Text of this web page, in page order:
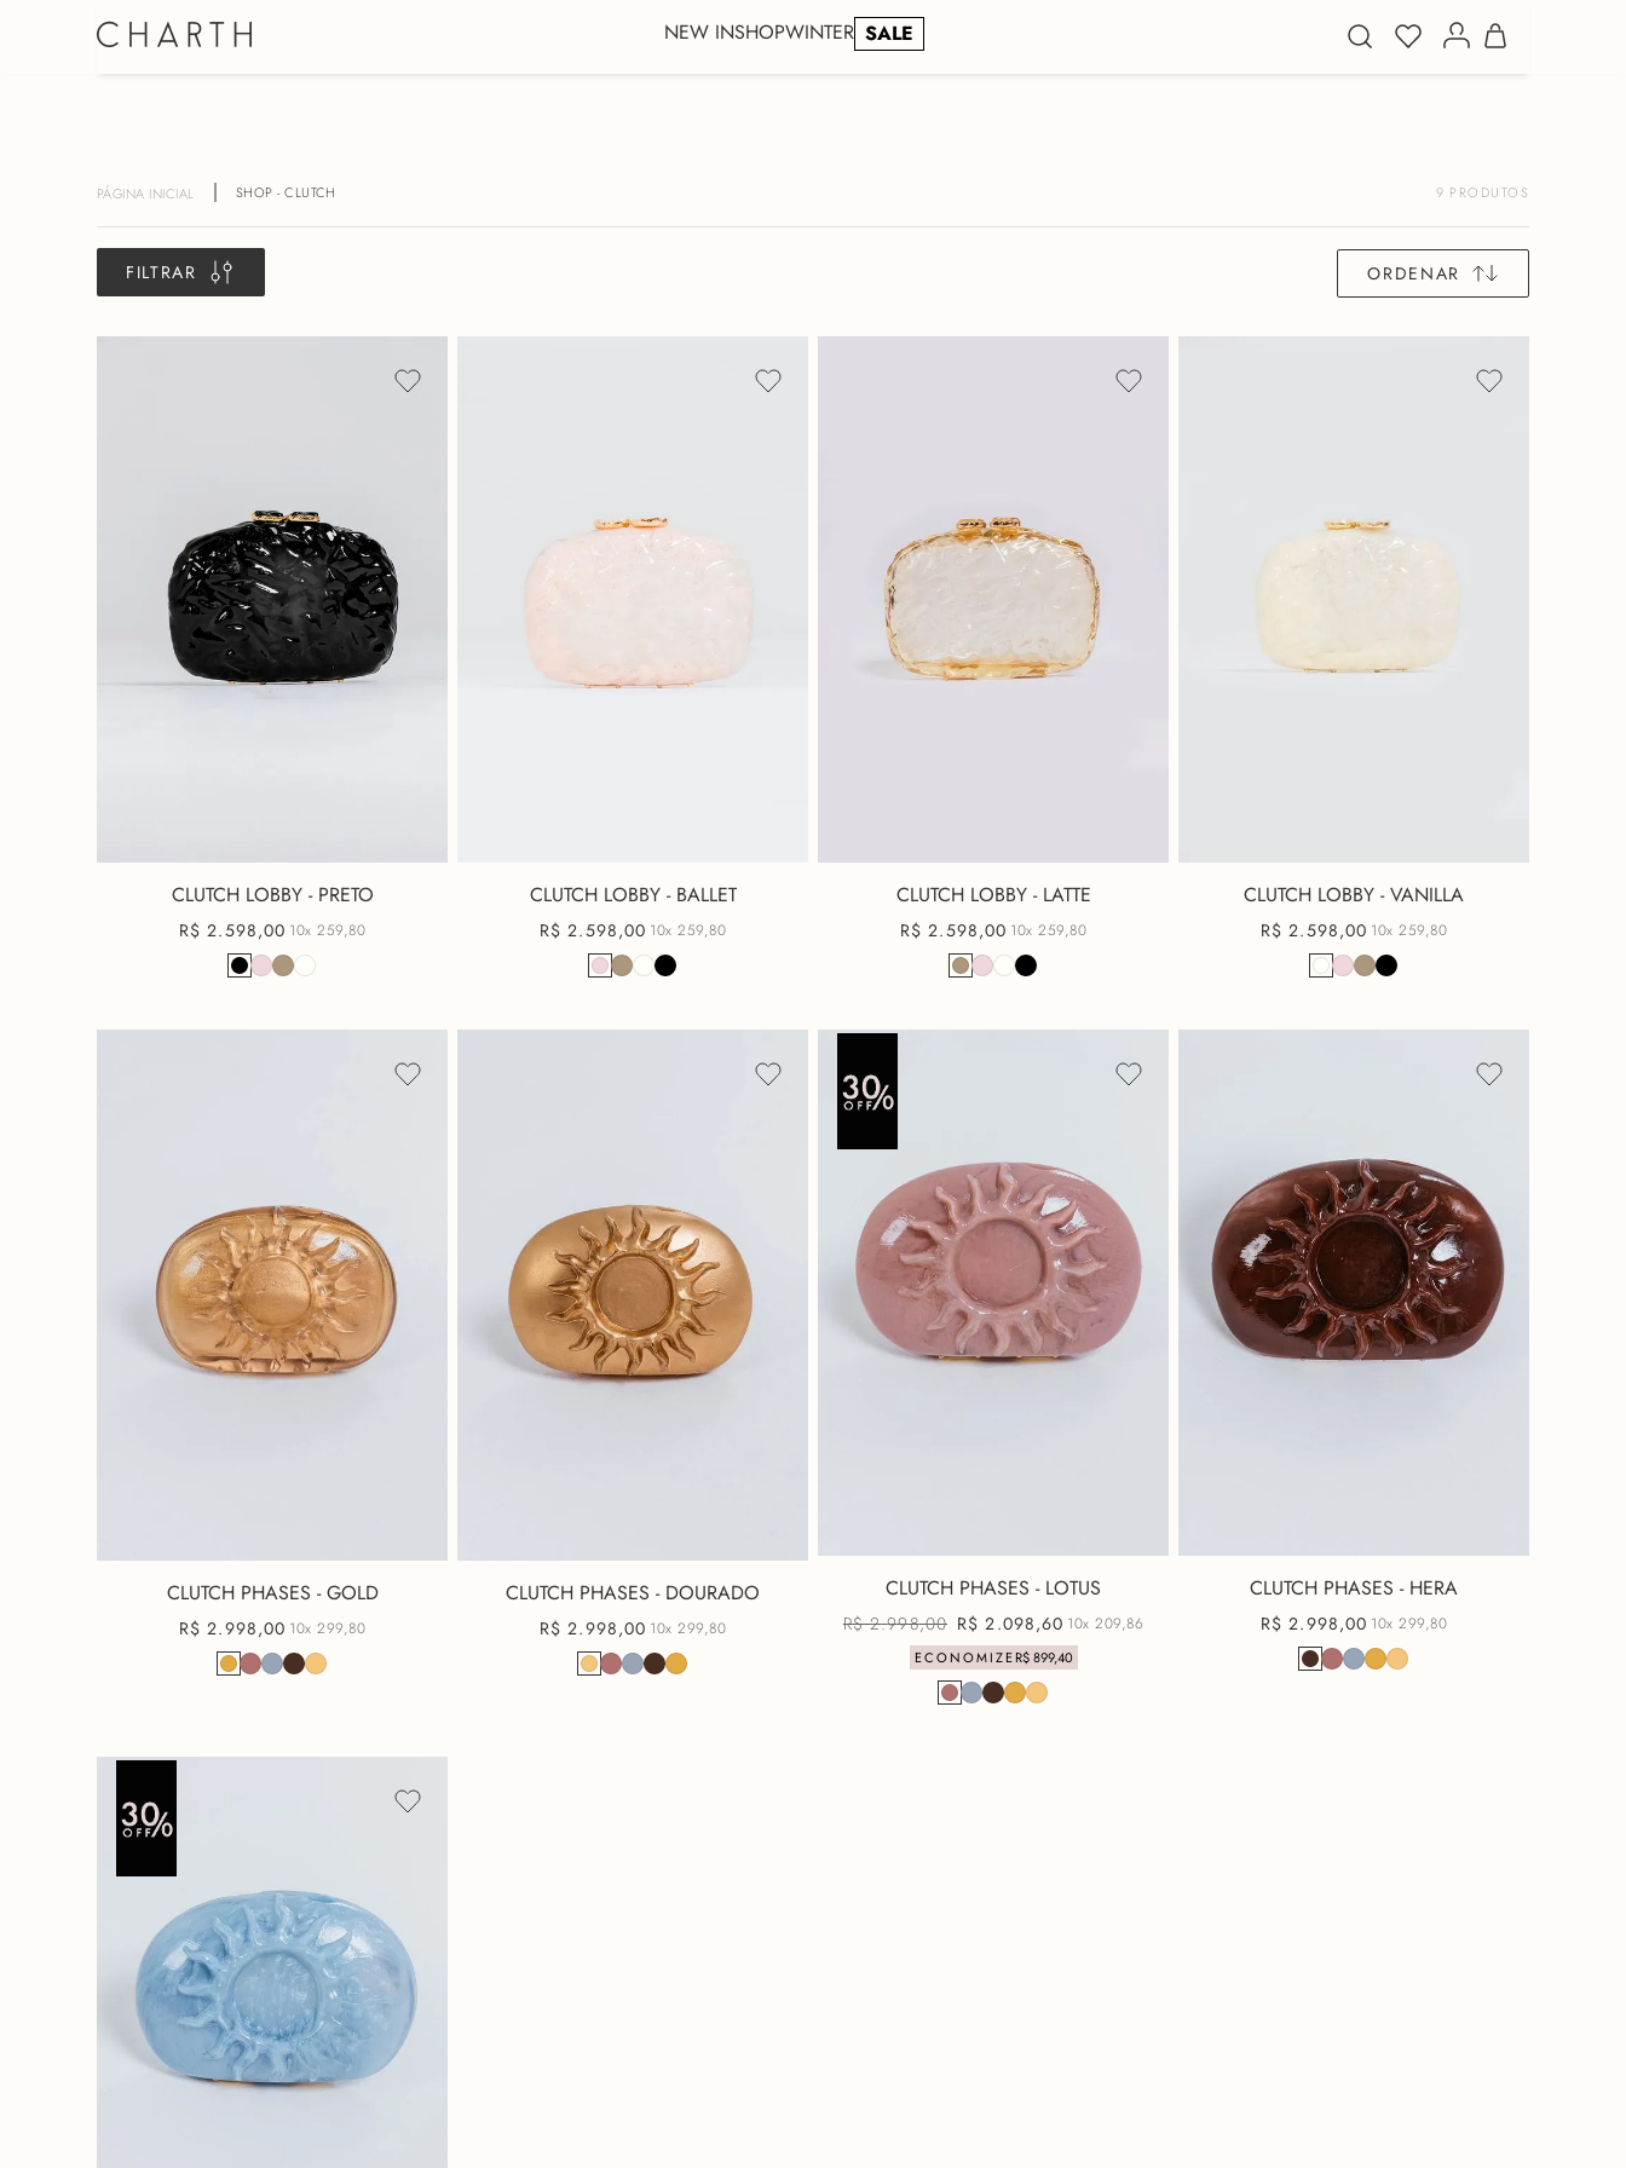
NEW INSHOPWINTER SALE
SHOP - CLUTCH 9 PRODUTOS
FILTRAR ORDENAR
CLUTCH LOBBY - PRETO
R$ 2.598,00 10x259,80
CLUTCH LOBBY - BALLET
R$ 2.598,00 10x259,80
CLUTCH LOBBY - LATTE
R$ 2.598,00 10x259,80
CLUTCH LOBBY - VANILLA
R$ 2.598,00 10x259,80
CLUTCH PHASES - GOLD
R$ 2.998,00 10x299,80
CLUTCH PHASES - DOURADO
R$ 2.998,00 10x299,80
CLUTCH PHASES - LOTUS
R$ 2.998,00 R$ 2.098,60 10x209,86
ECONOMIZER$ 899,40
CLUTCH PHASES - HERA
R$ 2.998,00 10x299,80
SHORT SAIA